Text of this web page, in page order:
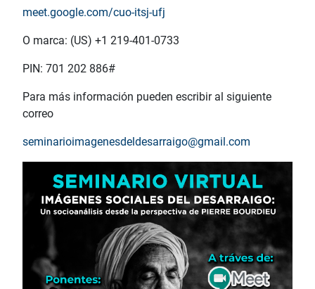
meet.google.com/cuo-itsj-ufj
O marca: (US) +1 219-401-0733
PIN: 701 202 886#
Para más información pueden escribir al siguiente
correo
seminarioimagenesdeldesarraigo@gmail.com